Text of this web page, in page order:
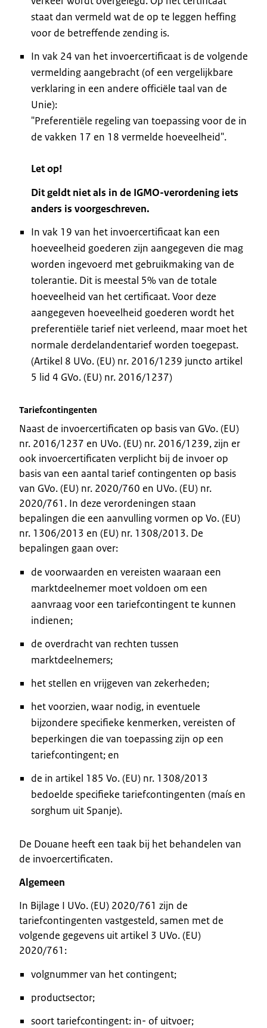
staat dan vermeld wat de op te leggen heffing
voor de betreffende zending is.
In vak 24 van het invoercertificaat is de volgende
vermelding aangebracht (of een vergelijkbare
verklaring in een andere officiële taal van de
Unie):
"Preferentiële regeling van toepassing voor de in
de vakken 17 en 18 vermelde hoeveelheid".
Let op!
Dit geldt niet als in de IGMO-verordening iets
anders is voorgeschreven.
In vak 19 van het invoercertificaat kan een
hoeveelheid goederen zijn aangegeven die mag
worden ingevoerd met gebruikmaking van de
tolerantie. Dit is meestal 5% van de totale
hoeveelheid van het certificaat. Voor deze
aangegeven hoeveelheid goederen wordt het
preferentiële tarief niet verleend, maar moet het
normale derdelandentarief worden toegepast.
(Artikel 8 UVo. (EU) nr. 2016/1239 juncto artikel
5 lid 4 GVo. (EU) nr. 2016/1237)
Tariefcontingenten
Naast de invoercertificaten op basis van GVo. (EU)
nr. 2016/1237 en UVo. (EU) nr. 2016/1239, zijn er
ook invoercertificaten verplicht bij de invoer op
basis van een aantal tarief contingenten op basis
van GVo. (EU) nr. 2020/760 en UVo. (EU) nr.
2020/761. In deze verordeningen staan
bepalingen die een aanvulling vormen op Vo. (EU)
nr. 1306/2013 en (EU) nr. 1308/2013. De
bepalingen gaan over:
de voorwaarden en vereisten waaraan een
marktdeelnemer moet voldoen om een
aanvraag voor een tariefcontingent te kunnen
indienen;
de overdracht van rechten tussen
marktdeelnemers;
het stellen en vrijgeven van zekerheden;
het voorzien, waar nodig, in eventuele
bijzondere specifieke kenmerken, vereisten of
beperkingen die van toepassing zijn op een
tariefcontingent; en
de in artikel 185 Vo. (EU) nr. 1308/2013
bedoelde specifieke tariefcontingenten (maís en
sorghum uit Spanje).
De Douane heeft een taak bij het behandelen van
de invoercertificaten.
Algemeen
In Bijlage I UVo. (EU) 2020/761 zijn de
tariefcontingenten vastgesteld, samen met de
volgende gegevens uit artikel 3 UVo. (EU)
2020/761:
volgnummer van het contingent;
productsector;
soort tariefcontingent: in- of uitvoer;